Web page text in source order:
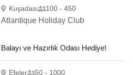
Kuşadası 100 - 450
Atlantique Holiday Club
Balayı ve Hazırlık Odası Hediye!
Efeler 50 - 1000